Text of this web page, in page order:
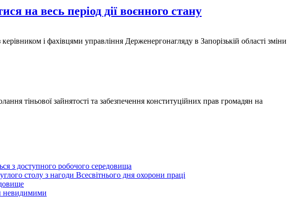
на весь період дії воєнного стану
і фахівцями управління Держенергонагляду в Запорізькій області зміни
тіньової зайнятості та забезпечення конституційних прав громадян на
з доступного робочого середовища
столу з нагоди Всесвітнього дня охорони праці
невидимими